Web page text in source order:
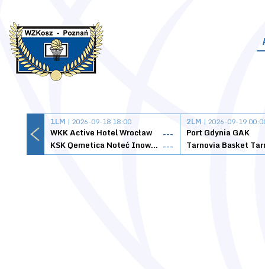
1LM | 2026-09-18 18:00
WKK Active Hotel Wrocław
---
KSK Qemetica Noteć Inowrocław ---
2LM | 2026-09-19
Port Gdynia GAK